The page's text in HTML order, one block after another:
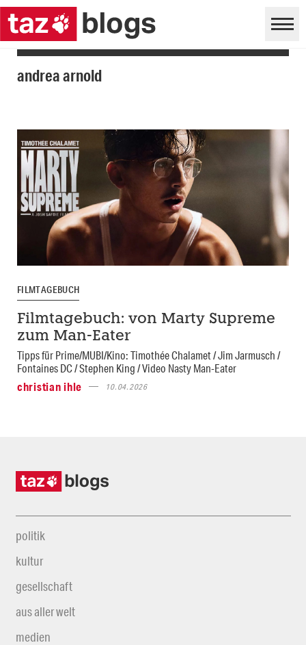
andrea arnold
FILMTAGEBUCH
Filmtagebuch: von Marty Supreme
zum Man-Eater
Tipps für Prime/MUBI/Kino: Timothée Chalamet / Jim Jarmusch /
Fontaines DC / Stephen King / Video Nasty Man-Eater
christian ihle
10.04.2026
politik
kultur
gesellschaft
aus aller welt
medien